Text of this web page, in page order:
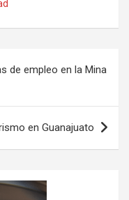
de empleo en la Mina
en Guanajuato